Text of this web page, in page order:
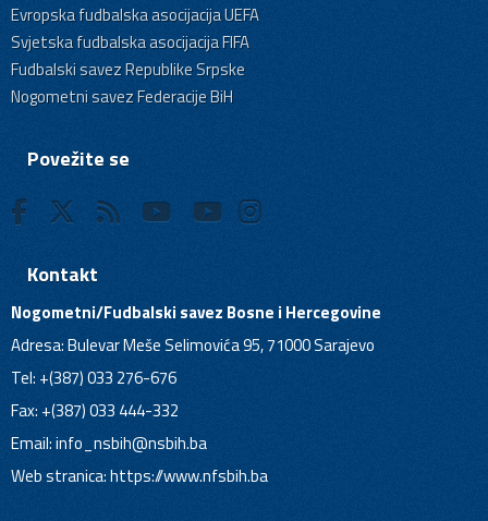
Evropska fudbalska asocijacija UEFA
Svjetska fudbalska asocijacija FIFA
Fudbalski savez Republike Srpske
Nogometni savez Federacije BiH
Povežite se
Kontakt
Nogometni/Fudbalski savez Bosne i Hercegovine
Adresa: Bulevar Meše Selimovića 95, 71000 Sarajevo
Tel: +(387) 033 276-676
Fax: +(387) 033 444-332
Email:info_nsbih@nsbih.ba
Web stranica: https://www.nfsbih.ba